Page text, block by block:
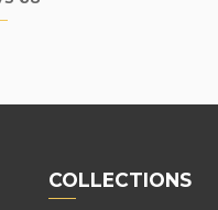
COLLECTIONS